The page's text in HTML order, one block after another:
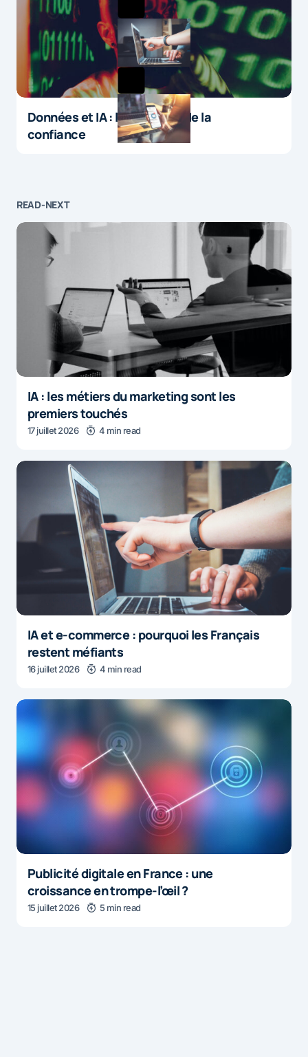
Données et IA : le paradoxe de la
confiance
READ-NEXT
IA : les métiers du marketing sont les
premiers touchés
17 juillet 2026 4 min read
IA et e-commerce : pourquoi les Français
restent méfiants
16 juillet 2026 4 min read
Publicité digitale en France : une
croissance en trompe-l’œil ?
15 juillet 2026 5 min read